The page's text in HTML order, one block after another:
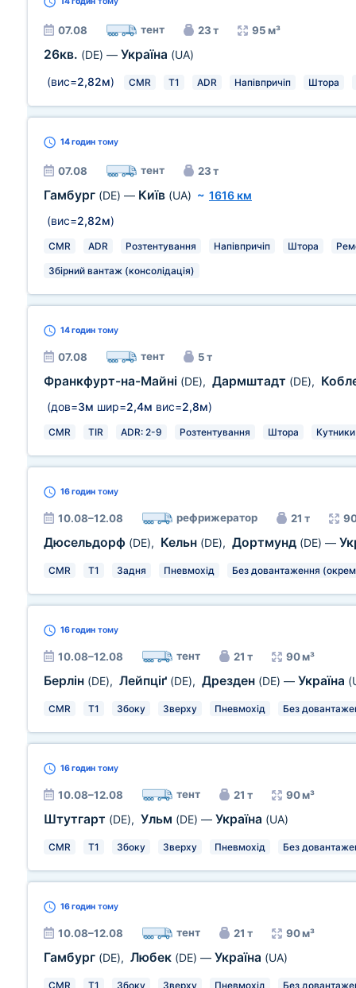
07.08 тент 23 т 95 м³
26кв. (DE) — Україна (UA)
(вис=2,82м) CMR T1 ADR Напівпричіп Штора
14 годин тому
07.08 тент 23 т
Гамбург (DE) — Київ (UA) ~ 1616 км
(вис=2,82м)
CMR ADR Розтентування Напівпричіп Штора
Збірний вантаж (консолідація)
14 годин тому
07.08 тент 5 т
Франкфурт-на-Майні (DE), Дармштадт (DE),
(дов=3м шир=2,4м вис=2,8м)
CMR TIR ADR: 2-9 Розтентування Штора Кутники
16 годин тому
10.08–12.08 рефрижератор 21 т
Дюсельдорф (DE), Кельн (DE), Дортмунд (DE) —
CMR T1 Задня Пневмохід Без довантаження
16 годин тому
10.08–12.08 тент 21 т 90 м³
Берлін (DE), Лейпціґ (DE), Дрезден (DE) — Україна
CMR T1 Збоку Зверху Пневмохід Без
16 годин тому
10.08–12.08 тент 21 т 90 м³
Штутгарт (DE), Ульм (DE) — Україна (UA)
CMR T1 Збоку Зверху Пневмохід Без
16 годин тому
10.08–12.08 тент 21 т 90 м³
Гамбург (DE), Любек (DE) — Україна (UA)
CMR T1 Збоку Зверху Пневмохід Без